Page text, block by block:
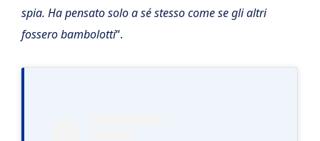
spia. Ha pensato solo a sé stesso come se gli altri
fossero bambolotti“.